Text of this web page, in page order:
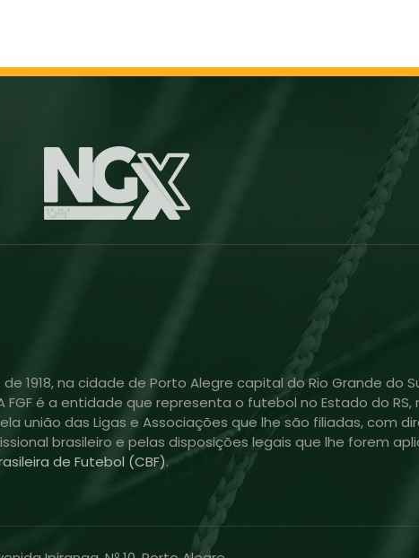
1918, na cidade de Porto Alegre capital do Rio Grande do
é a entidade que representa o futebol no Estado do
união das Ligas e Associações que lhe são filiadas, com
brasileiro e pelas disposições legais que lhe forem
de Futebol (CBF).